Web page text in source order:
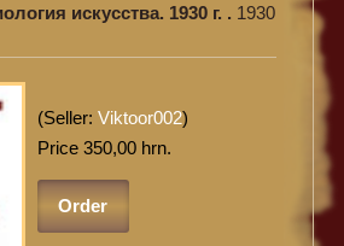
искусства. 1930 г. . 1930
(Seller: Viktoor002)
Price 350,00 hrn.
Order